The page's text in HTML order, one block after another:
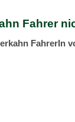
Fahrer
FahrerIn